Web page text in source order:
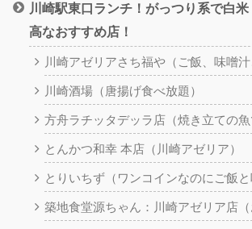
川崎駅東口ランチ！がっつり系で白
高なおすすめ店！
川崎アゼリアさち福や（ご飯、味噌
川崎酒場（唐揚げ食べ放題）
方舟ラチッタデッラ店（焼き立ての
とんかつ和幸 本店（川崎アゼリア）
とりいちず（ワンコインなのにご飯
築地食堂源ちゃん：川崎アゼリア店